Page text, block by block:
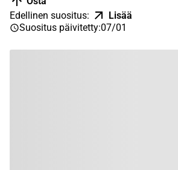
Edellinen suositus:
Lisää
Suositus päivitetty:07/01